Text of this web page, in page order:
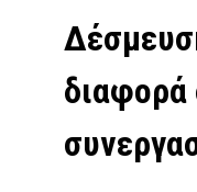
διαφορά